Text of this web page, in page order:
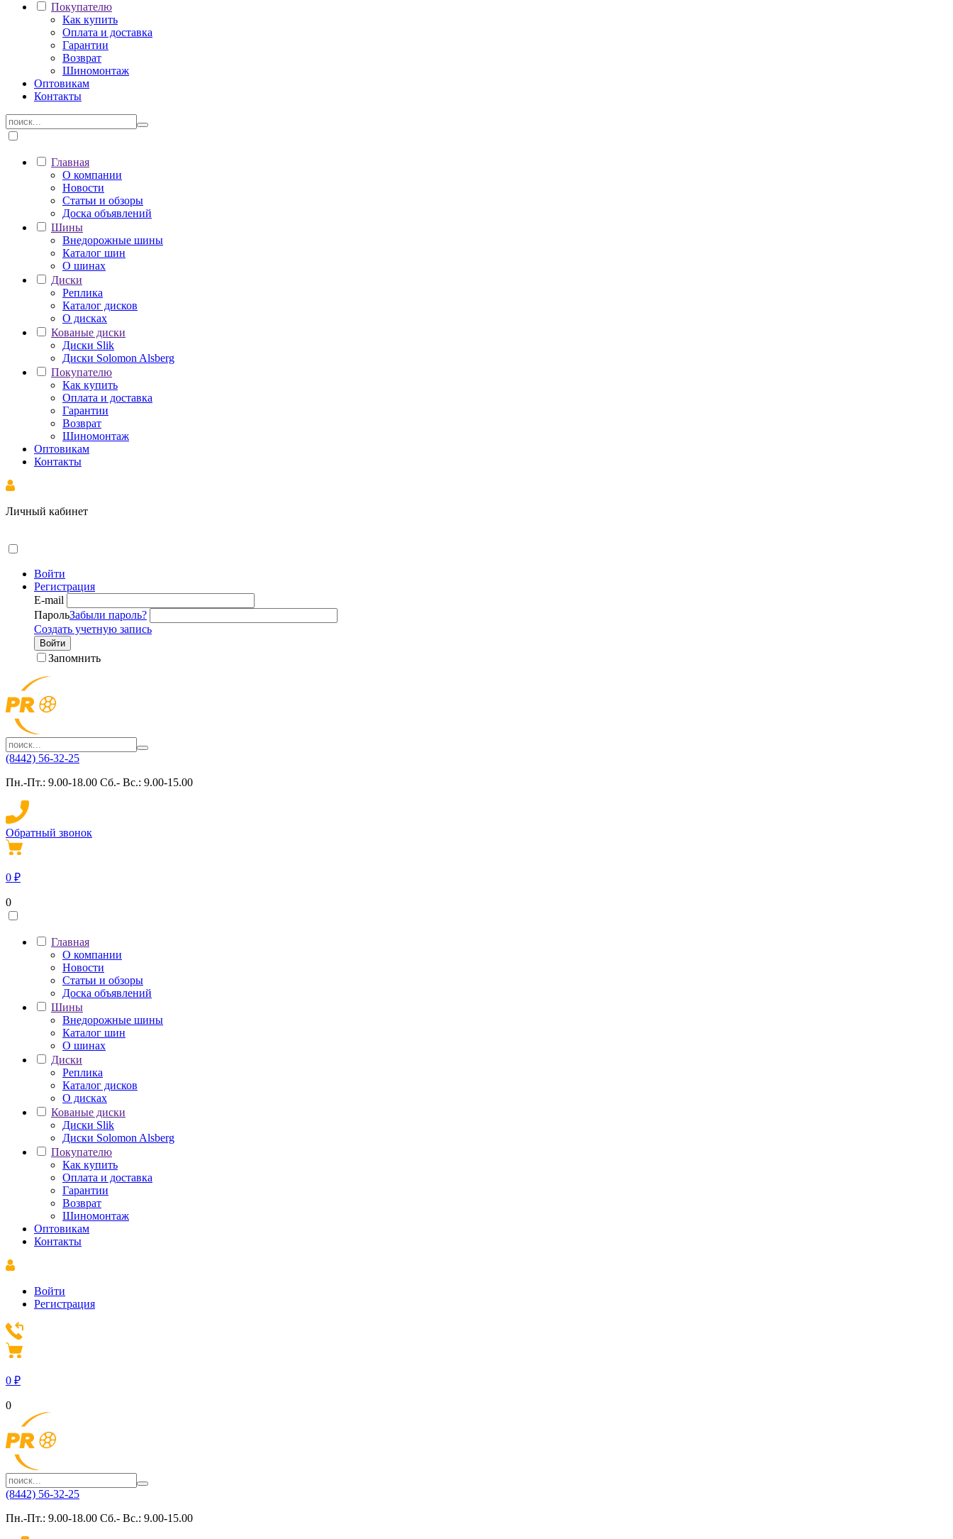
Покупателю
Как купить
Оплата и доставка
Гарантии
Возврат
Шиномонтаж
Оптовикам
Контакты
Главная
О компании
Новости
Статьи и обзоры
Доска объявлений
Шины
Внедорожные шины
Каталог шин
О шинах
Диски
Реплика
Каталог дисков
О дисках
Кованые диски
Диски Slik
Диски Solomon Alsberg
Покупателю
Как купить
Оплата и доставка
Гарантии
Возврат
Шиномонтаж
Оптовикам
Контакты
Личный кабинет
Войти
Регистрация
E-mail
ПарольЗабыли пароль?
Создать учетную запись
Войти
Запомнить
(8442) 56-32-25
Пн.-Пт.: 9.00-18.00 Сб.- Вс.: 9.00-15.00
Обратный звонок
0 ₽
0
Главная
О компании
Новости
Статьи и обзоры
Доска объявлений
Шины
Внедорожные шины
Каталог шин
О шинах
Диски
Реплика
Каталог дисков
О дисках
Кованые диски
Диски Slik
Диски Solomon Alsberg
Покупателю
Как купить
Оплата и доставка
Гарантии
Возврат
Шиномонтаж
Оптовикам
Контакты
Войти
Регистрация
0 ₽
0
(8442) 56-32-25
Пн.-Пт.: 9.00-18.00 Сб.- Вс.: 9.00-15.00